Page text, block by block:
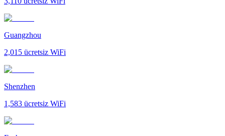
Guangzhou
2,015 ücretsiz WiFi
Shenzhen
1,583 ücretsiz WiFi